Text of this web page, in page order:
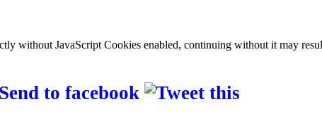
without JavaScript Cookies enabled, continuing without it may